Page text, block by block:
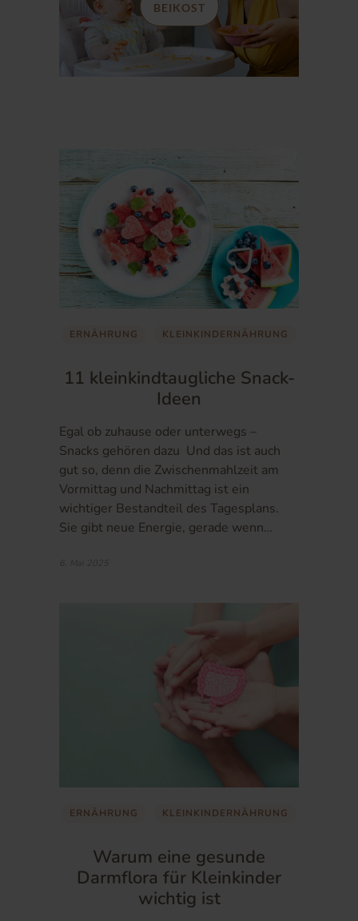
BEIKOST
ERNÄHRUNG KLEINKINDERNÄHRUNG
11 kleinkindtaugliche Snack-
Ideen
Egal ob zuhause oder unterwegs –
Snacks gehören dazu Und das ist auch
gut so, denn die Zwischenmahlzeit am
Vormittag und Nachmittag ist ein
wichtiger Bestandteil des Tagesplans.
Sie gibt neue Energie, gerade wenn…
6. Mai 2025
ERNÄHRUNG KLEINKINDERNÄHRUNG
Warum eine gesunde
Darmflora für Kleinkinder
wichtig ist